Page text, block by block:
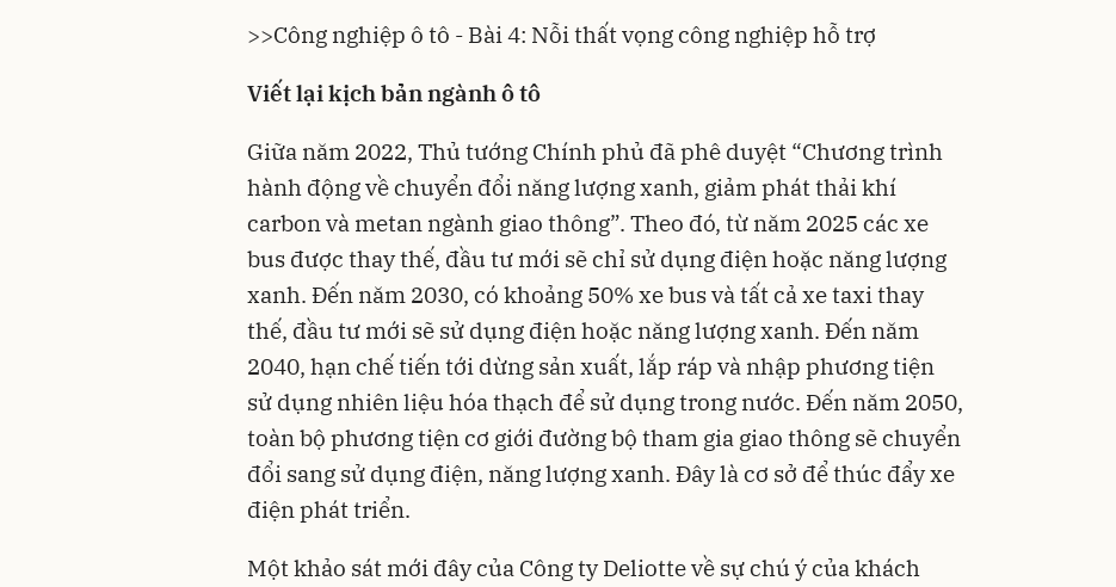
>>Công nghiệp ô tô - Bài 4: Nỗi thất vọng công nghiệp hỗ trợ
Viết lại kịch bản ngành ô tô
Giữa năm 2022, Thủ tướng Chính phủ đã phê duyệt “Chương trình
hành động về chuyển đổi năng lượng xanh, giảm phát thải khí
carbon và metan ngành giao thông”. Theo đó, từ năm 2025 các xe
bus được thay thế, đầu tư mới sẽ chỉ sử dụng điện hoặc năng lượng
xanh. Đến năm 2030, có khoảng 50% xe bus và tất cả xe taxi thay
thế, đầu tư mới sẽ sử dụng điện hoặc năng lượng xanh. Đến năm
2040, hạn chế tiến tới dừng sản xuất, lắp ráp và nhập phương tiện
sử dụng nhiên liệu hóa thạch để sử dụng trong nước. Đến năm 2050,
toàn bộ phương tiện cơ giới đường bộ tham gia giao thông sẽ chuyển
đổi sang sử dụng điện, năng lượng xanh. Đây là cơ sở để thúc đẩy xe
điện phát triển.
Một khảo sát mới đây của Công ty Deliotte về sự chú ý của khách